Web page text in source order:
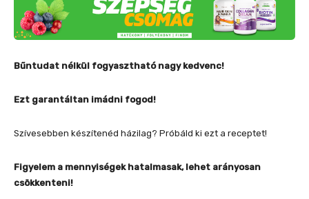
Bűntudat nélkül fogyasztható nagy kedvenc!
Ezt garantáltan imádni fogod!
Szívesebben készítenéd házilag? Próbáld ki ezt a receptet!
Figyelem a mennyiségek hatalmasak, lehet arányosan
csökkenteni!